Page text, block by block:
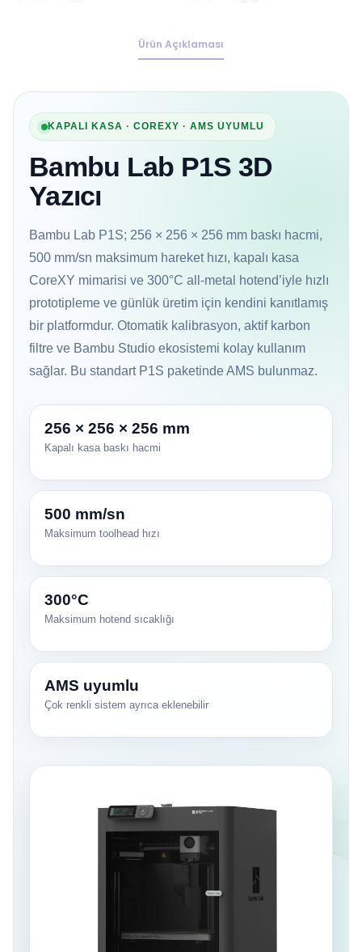
Ürün Açıklaması
KAPALI KASA · COREXY · AMS UYUMLU
Bambu Lab P1S 3D
Yazıcı
Bambu Lab P1S; 256 × 256 × 256 mm baskı hacmi,
500 mm/sn maksimum hareket hızı, kapalı kasa
CoreXY mimarisi ve 300°C all-metal hotend’iyle hızlı
prototipleme ve günlük üretim için kendini kanıtlamış
bir platformdur. Otomatik kalibrasyon, aktif karbon
filtre ve Bambu Studio ekosistemi kolay kullanım
sağlar. Bu standart P1S paketinde AMS bulunmaz.
256 × 256 × 256 mm
Kapalı kasa baskı hacmi
500 mm/sn
Maksimum toolhead hızı
300°C
Maksimum hotend sıcaklığı
AMS uyumlu
Çok renkli sistem ayrıca eklenebilir